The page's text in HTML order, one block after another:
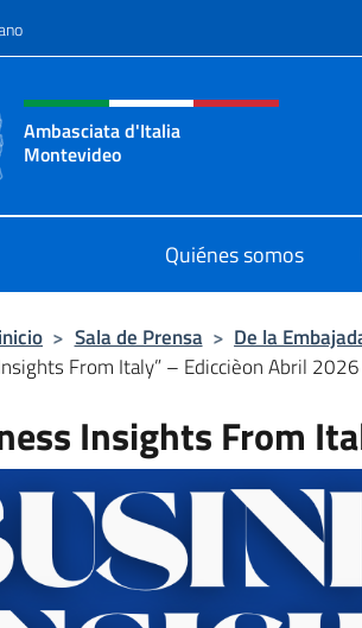
del sitio web,
Ambasciata d'Italia
Montevideo
Quiénes somos
> Sala de Prensa > De la
From Italy” – Ediccièon Abril 2026
Insights From